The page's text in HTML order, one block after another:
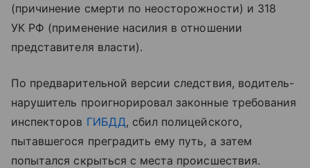
(причинение смерти по неосторожности) и 318
УК РФ (применение насилия в отношении
представителя власти).
По предварительной версии следствия, водитель-
нарушитель проигнорировал законные требования
инспекторов ГИБДД, сбил полицейского,
пытавшегося преградить ему путь, а затем
попытался скрыться с места происшествия.